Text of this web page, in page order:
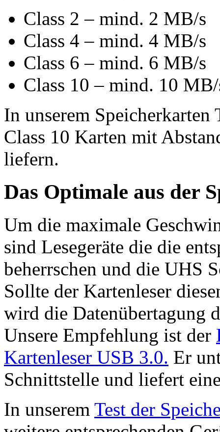
Class 2 – mind. 2 MB/s
Class 4 – mind. 4 MB/s
Class 6 – mind. 6 MB/s
Class 10 – mind. 10
In unserem Speicherkarten
Class 10 Karten mit
liefern.
Das Optimale aus der
Um die maximale
sind Lesegeräte die die
beherrschen und die UHS
Sollte der Kartenleser
wird die Datenübertagung
Unsere Empfehlung ist der
Kartenleser USB 3.0. Er
Schnittstelle und liefert
In unserem Test der